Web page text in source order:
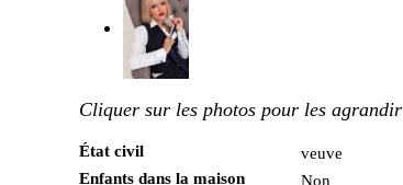
Cliquer sur les photos pour les agrandir
État civil
veuve
Enfants dans la maison
Non